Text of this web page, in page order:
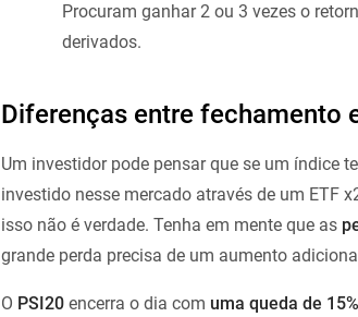
Procuram ganhar 2 ou 3 vezes o
derivados.
Diferenças entre fechamento
Um investidor pode pensar que se um índice
investido nesse mercado através de um ETF
isso não é verdade. Tenha em mente que as
grande perda precisa de um aumento
O PSI20 encerra o dia com uma queda de 15%